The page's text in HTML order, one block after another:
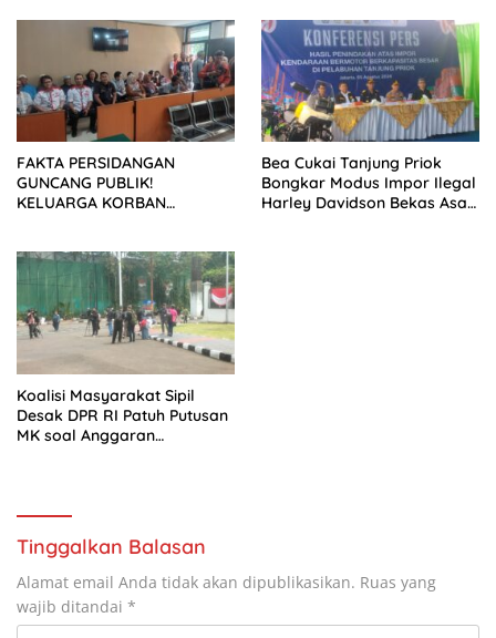
FAKTA PERSIDANGAN
GUNCANG PUBLIK!
KELUARGA KORBAN
DITUNDA
Bea Cukai Tanjung Priok
Bongkar Modus Impor Ilegal
Harley Davidson Bekas Asal
Koalisi Masyarakat Sipil
Desak DPR RI Patuh Putusan
MK soal Anggaran
Tinggalkan Balasan
Alamat email Anda tidak akan dipublikasikan. Ruas yang
wajib ditandai *